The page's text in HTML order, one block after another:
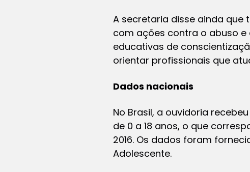
A secretaria disse ainda que
com ações contra o abuso
educativas de
orientar profissionais que
Dados nacionais
No Brasil, a ouvidoria
de 0 a 18 anos, o que
2016. Os dados foram
Adolescente.